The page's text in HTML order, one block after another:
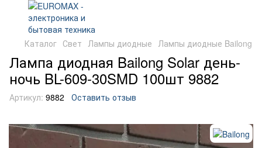
Каталог Свет Лампы диодные Лампы диодные Bailong
Лампа диодная Bailong Solar день-
ночь BL-609-30SMD 100шт 9882
Артикул: 9882 Оставить отзыв